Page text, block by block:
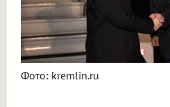
Фото: kremlin.ru